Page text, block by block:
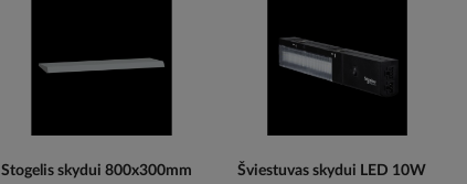
Stogelis skydui 800x300mm
Šviestuvas skydui LED 10W